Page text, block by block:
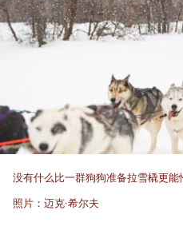
没有什么比一群狗狗准备拉雪橇更能
照片：迈克·希尔夫